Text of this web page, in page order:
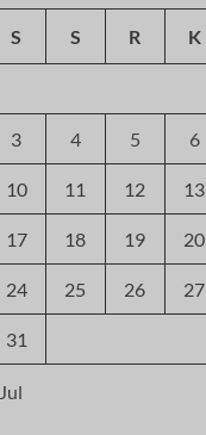
S S R K
3 4 5 6
10 11 12 13
17 18 19 20
24 25 26 27
31